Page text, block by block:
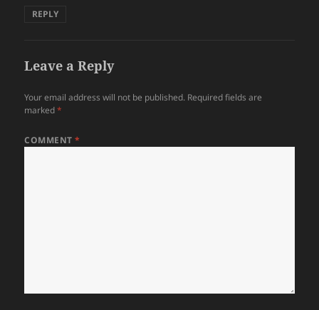
REPLY
Leave a Reply
Your email address will not be published. Required fields are
marked*
COMMENT*